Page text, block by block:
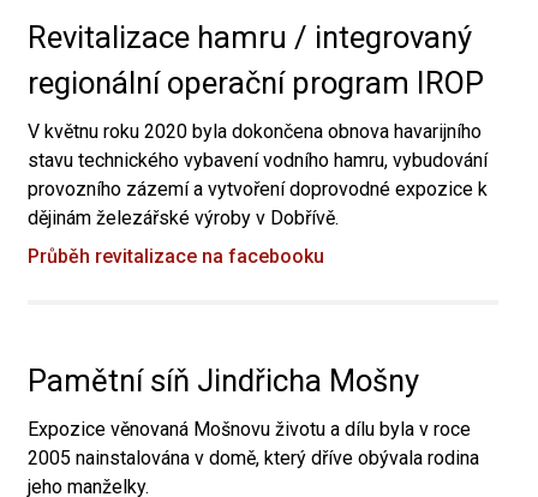
Revitalizace hamru / integrovaný
regionální operační program IROP
V květnu roku 2020 byla dokončena obnova havarijního
stavu technického vybavení vodního hamru, vybudování
provozního zázemí a vytvoření doprovodné expozice k
dějinám železářské výroby v Dobřívě.
Průběh revitalizace na facebooku
Pamětní síň Jindřicha Mošny
Expozice věnovaná Mošnovu životu a dílu byla v roce
2005 nainstalována v domě, který dříve obývala rodina
jeho manželky.